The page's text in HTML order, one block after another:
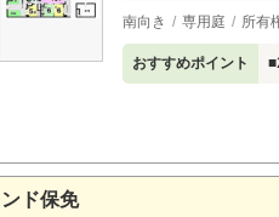
南向き 専用庭 所有
おすすめポイント
ド保免